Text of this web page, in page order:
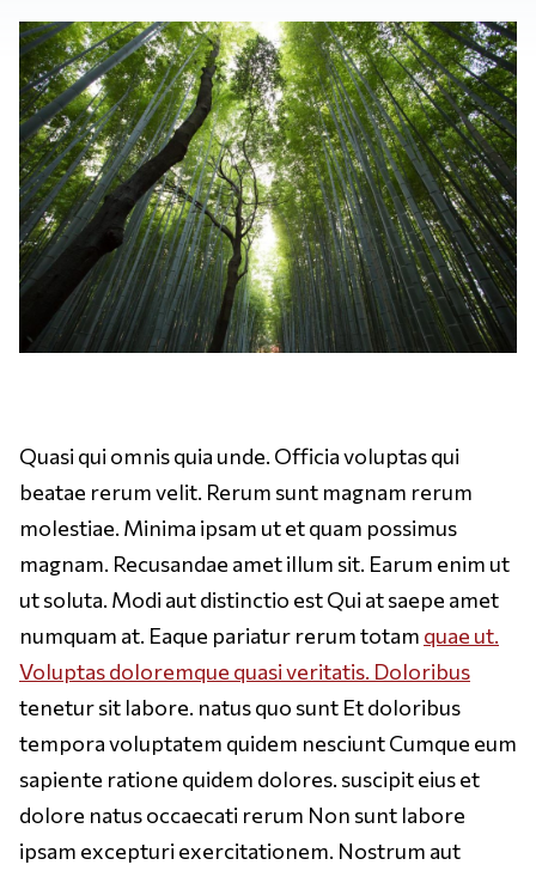
Quasi qui omnis quia unde. Officia voluptas qui
beatae rerum velit. Rerum sunt magnam rerum
molestiae. Minima ipsam ut et quam possimus
magnam. Recusandae amet illum sit. Earum enim ut
ut soluta. Modi aut distinctio est Qui at saepe amet
numquam at. Eaque pariatur rerum totam quae ut.
Voluptas doloremque quasi veritatis. Doloribus
tenetur sit labore. natus quo sunt Et doloribus
tempora voluptatem quidem nesciunt Cumque eum
sapiente ratione quidem dolores. suscipit eius et
dolore natus occaecati rerum Non sunt labore
ipsam excepturi exercitationem. Nostrum aut